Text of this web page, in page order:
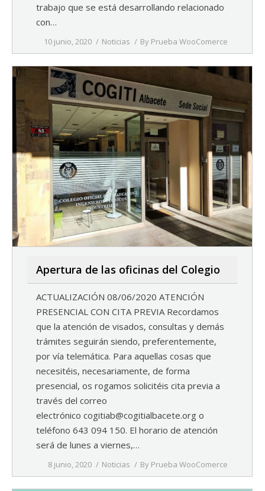
trabajo que se está desarrollando relacionado
con…
10 junio, 2020 Noticias By Prueba WooComerce
Apertura de las oficinas del Colegio
ACTUALIZACIÓN 08/06/2020 ATENCIÓN
PRESENCIAL CON CITA PREVIA Recordamos
que la atención de visados, consultas y demás
trámites seguirán siendo, preferentemente,
por vía telemática. Para aquellas cosas que
necesitéis, necesariamente, de forma
presencial, os rogamos solicitéis cita previa a
través del correo
electrónico cogitiab@cogitialbacete.org o
teléfono 643 094 150. El horario de atención
será de lunes a viernes,…
8 junio, 2020 Noticias By Prueba WooComerce